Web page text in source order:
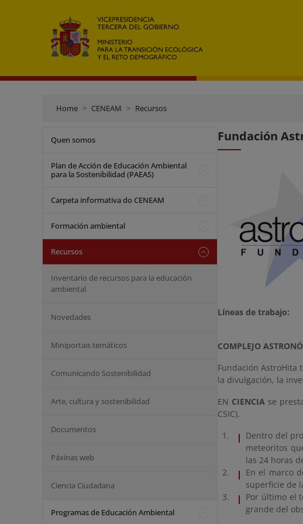
Home CENEAM Recursos
Quen somos
Plan de Acción de Educación Ambiental
para la Sostenibilidad (PAEAS)
Carpeta informativa do CENEAM
Formación ambiental
Recursos
Inventario de recursos para la educación
ambiental
Novedades
Miniportais temáticos
Comunicando Sostenibilidad
Arte, cultura y sostenibilidad
Documentos
Páxinas web
Ciencia Ciudadana
Programas de Educación Ambiental
Fundación
Líneas de trabajo:
COMPLEJO
Fundación AstroHita
la divulgación, la
EN CIENCIA se
CSIC).
Dentro del
meteoritos
las 24 horas
En el marco
superficie de
Por último el
grande del